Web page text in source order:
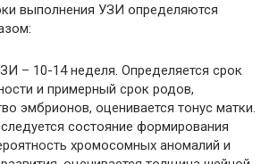
выполнения УЗИ определяются
– 10-14 неделя. Определяется срок
и примерный срок родов,
эмбрионов, оценивается тонус матки.
состояние формирования
хромосомных аномалий и